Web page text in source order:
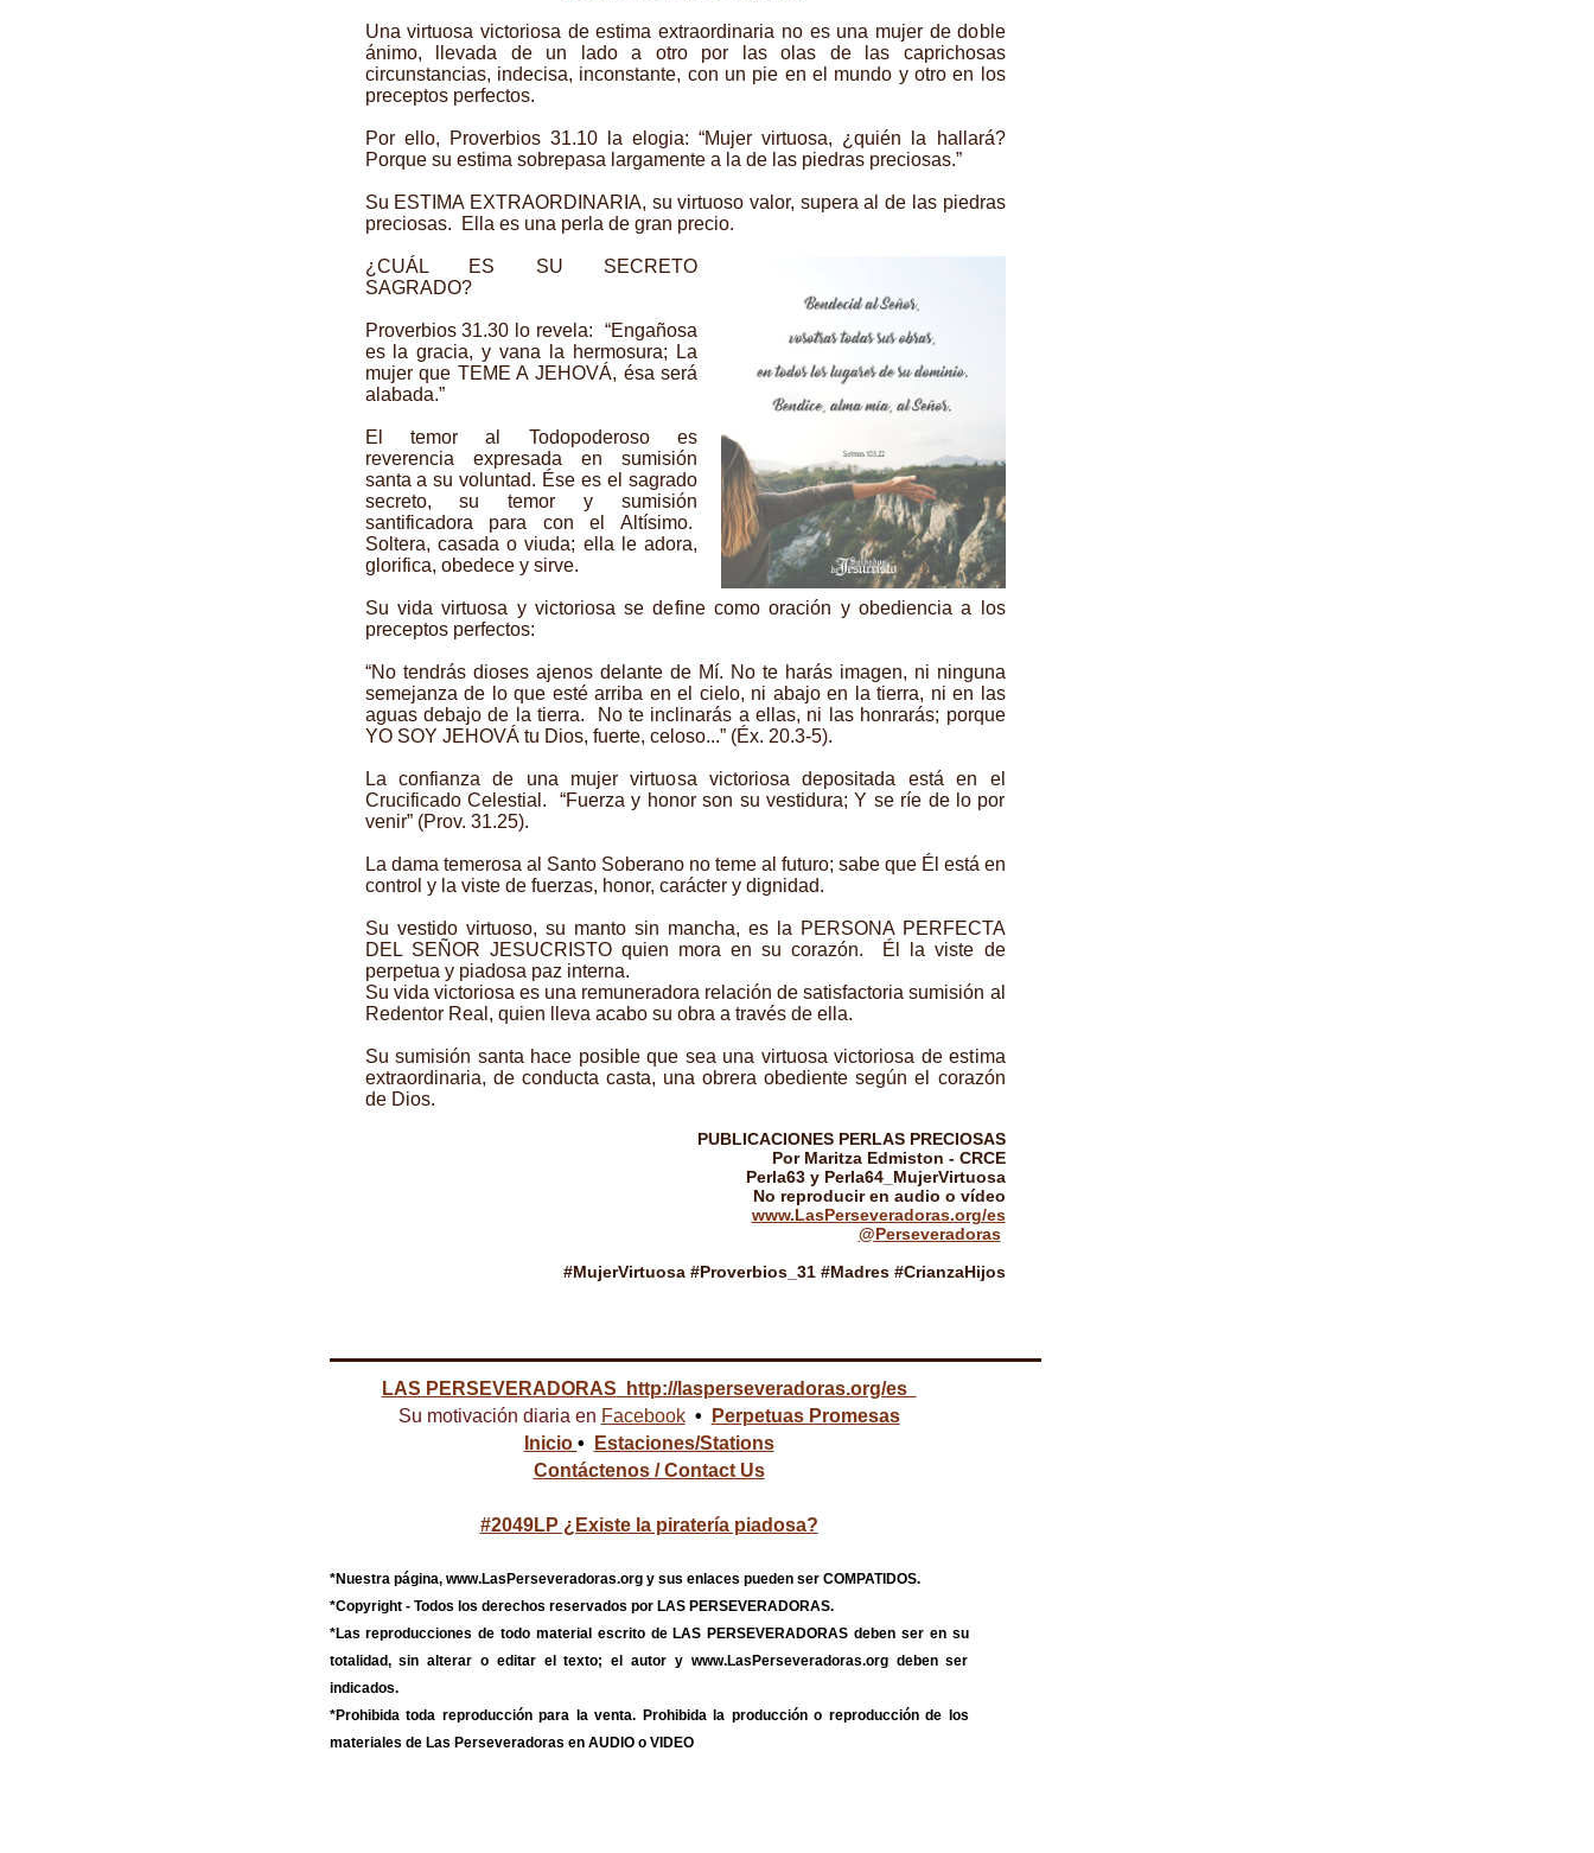
Una virtuosa victoriosa de estima extraordinaria no es una mujer de doble
ánimo, llevada de un lado a otro por las olas de las caprichosas
circunstancias, indecisa, inconstante, con un pie en el mundo y otro en los
preceptos perfectos.
Por ello, Proverbios 31.10 la elogia: “Mujer virtuosa, ¿quién la hallará?
Porque su estima sobrepasa largamente a la de las piedras preciosas.”
Su ESTIMA EXTRAORDINARIA, su virtuoso valor, supera al de las piedras
preciosas. Ella es una perla de gran precio.
¿CUÁL ES SU SECRETO
SAGRADO?
Proverbios 31.30 lo revela: “Engañosa
es la gracia, y vana la hermosura; La
mujer que TEME A JEHOVÁ, ésa será
alabada.”
El temor al Todopoderoso es
reverencia expresada en sumisión
santa a su voluntad. Ése es el sagrado
secreto, su temor y sumisión
santificadora para con el Altísimo.
Soltera, casada o viuda; ella le adora,
glorifica, obedece y sirve.
Su vida virtuosa y victoriosa se define como oración y obediencia a los
preceptos perfectos:
“No tendrás dioses ajenos delante de Mí. No te harás imagen, ni ninguna
semejanza de lo que esté arriba en el cielo, ni abajo en la tierra, ni en las
aguas debajo de la tierra. No te inclinarás a ellas, ni las honrarás; porque
YO SOY JEHOVÁ tu Dios, fuerte, celoso...” (Éx. 20.3-5).
La confianza de una mujer virtuosa victoriosa depositada está en el
Crucificado Celestial. “Fuerza y honor son su vestidura; Y se ríe de lo por
venir” (Prov. 31.25).
La dama temerosa al Santo Soberano no teme al futuro; sabe que Él está en
control y la viste de fuerzas, honor, carácter y dignidad.
Su vestido virtuoso, su manto sin mancha, es la PERSONA PERFECTA
DEL SEÑOR JESUCRISTO quien mora en su corazón. Él la viste de
perpetua y piadosa paz interna.
Su vida victoriosa es una remuneradora relación de satisfactoria sumisión al
Redentor Real, quien lleva acabo su obra a través de ella.
Su sumisión santa hace posible que sea una virtuosa victoriosa de estima
extraordinaria, de conducta casta, una obrera obediente según el corazón
de Dios.
PUBLICACIONES PERLAS PRECIOSAS
Por Maritza Edmiston - CRCE
Perla63 y Perla64_MujerVirtuosa
No reproducir en audio o vídeo
www.LasPerseveradoras.org/es
@Perseveradoras
#MujerVirtuosa #Proverbios_31 #Madres #CrianzaHijos
LAS PERSEVERADORAS http://lasperseveradoras.org/es
Su motivación diaria en Facebook•
Perpetuas Promesas
Inicio •
Estaciones/Stations
Contáctenos / Contact Us
#2049LP ¿Existe la piratería piadosa?
*Nuestra página, www.LasPerseveradoras.org y sus enlaces pueden ser COMPATIDOS.
*Copyright - Todos los derechos reservados por LAS PERSEVERADORAS.
*Las reproducciones de todo material escrito de LAS PERSEVERADORAS deben ser en su
totalidad, sin alterar o editar el texto; el autor y www.LasPerseveradoras.org deben ser
indicados.
*Prohibida toda reproducción para la venta. Prohibida la producción o reproducción de los
materiales de Las Perseveradoras en AUDIO o VIDEO